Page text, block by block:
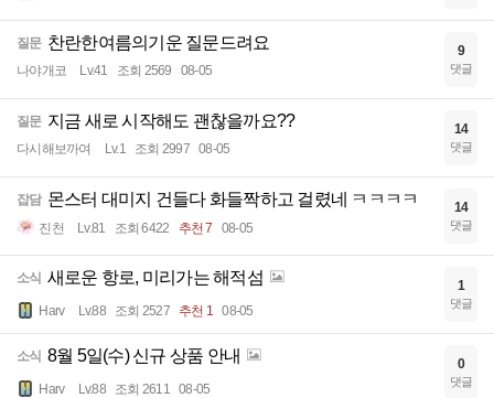
질문 찬란한여름의기운 질문드려요
나야개코 Lv.41 조회 2569 08-05
9
댓글
질문 지금 새로 시작해도 괜찮을까요??
다시해보까여 Lv.1 조회 2997 08-05
14
댓글
잡담 몬스터 대미지 건들다 화들짝하고 걸렸네 ㅋㅋㅋㅋ
진천 Lv.81 조회 6422 추천 7 08-05
14
댓글
소식 새로운 항로, 미리가는 해적섬
Harv Lv.88 조회 2527 추천 1 08-05
1
댓글
소식 8월 5일(수) 신규 상품 안내
Harv Lv.88 조회 2611 08-05
0
댓글